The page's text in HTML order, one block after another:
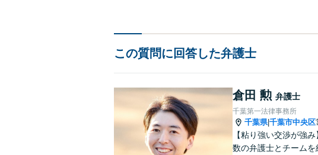
この質問に回答した弁護士
倉田 勲 弁護士
千葉第一法律事務所
千葉県|千葉市中央区
【粘り強い交渉が強
数の弁護士とチーム